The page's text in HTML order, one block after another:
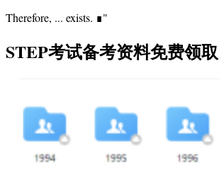
Therefore, ... exists. ∎"
STEP考试备考资料免费领取